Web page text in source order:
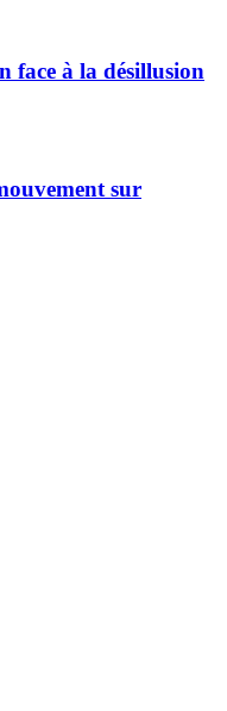
face à la désillusion
sur